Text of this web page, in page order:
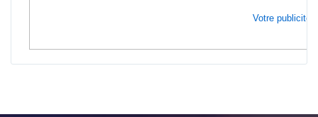
Votre publicité